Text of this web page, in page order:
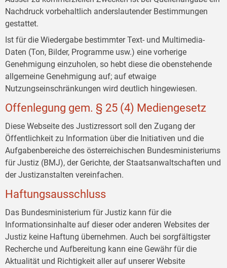
Nachdruck vorbehaltlich anderslautender Bestimmungen
gestattet.
Ist für die Wiedergabe bestimmter Text- und Multimedia-
Daten (Ton, Bilder, Programme usw.) eine vorherige
Genehmigung einzuholen, so hebt diese die obenstehende
allgemeine Genehmigung auf; auf etwaige
Nutzungseinschränkungen wird deutlich hingewiesen.
Offenlegung gem. § 25 (4) Mediengesetz
Diese Webseite des Justizressort soll den Zugang der
Öffentlichkeit zu Information über die Initiativen und die
Aufgabenbereiche des österreichischen Bundesministeriums
für Justiz (BMJ), der Gerichte, der Staatsanwaltschaften und
der Justizanstalten vereinfachen.
Haftungsausschluss
Das Bundesministerium für Justiz kann für die
Informationsinhalte auf dieser oder anderen Websites der
Justiz keine Haftung übernehmen. Auch bei sorgfältigster
Recherche und Aufbereitung kann eine Gewähr für die
Aktualität und Richtigkeit aller auf unserer Website